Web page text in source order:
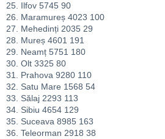
25. Ilfov 5745 90
26. Maramureș 4023 100
27. Mehedinți 2035 29
28. Mureș 4601 191
29. Neamț 5751 180
30. Olt 3325 80
31. Prahova 9280 110
32. Satu Mare 1568 54
33. Sălaj 2293 113
34. Sibiu 4654 129
35. Suceava 8985 163
36. Teleorman 2918 38